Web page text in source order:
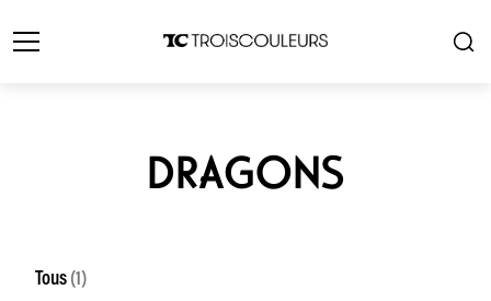
DRAGONS
Tous (1)